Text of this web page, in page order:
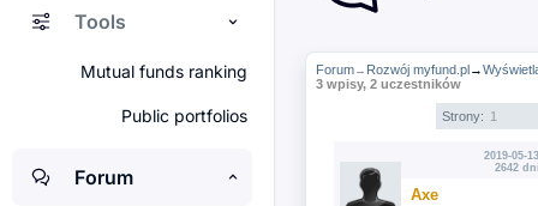
Tools
Mutual funds ranking
Public portfolios
Forum
Forum→ Rozwój myfund.pl→
3 wpisy, 2 uczestników
Strony: 1
2019-05-
2642
Axe